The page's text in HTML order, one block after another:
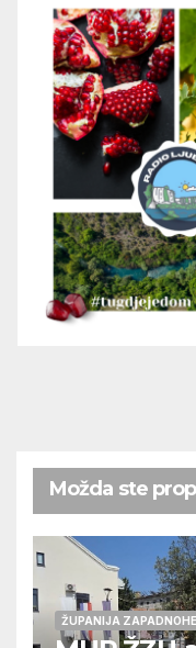
Možda ste
ŽUPANIJA